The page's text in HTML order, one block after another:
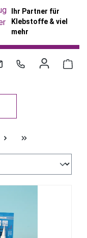
Ihr Partner für
Klebstoffe & viel
mehr